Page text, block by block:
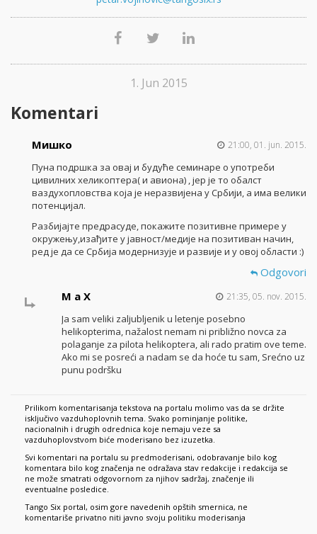
1. Jun 2015
Komentari
Мишко 21:00, 01. jun. 2015.
Пуна подршка за овај и будуће семинаре о употреби
цивилних хеликоптера( и авиона) , јер је то обалст
ваздухопловства која је неразвијена у Србији, а има велики
потенцијал.
Разбијајте предрасуде, покажите позитивне примере у
окружењу,изађите у јавност/медије на позитиван начин,
ред је да се Србија модернизује и развије и у овој области :)
Odgovori
M a X
21:35, 05. nov. 2015.
Ja sam veliki zaljubljenik u letenje posebno
helikopterima, nažalost nemam ni približno novca za
polaganje za pilota helikoptera, ali rado pratim ove teme.
Ako mi se posreći a nadam se da hoće tu sam, Srećno uz
punu podršku
Prilikom komentarisanja tekstova na portalu molimo vas da se držite
isključivo vazduhoplovnih tema. Svako pominjanje politike,
nacionalnih i drugih odrednica koje nemaju veze sa
vazduhoplovstvom biće moderisano bez izuzetka.
Svi komentari na portalu su predmoderisani, odobravanje bilo kog
komentara bilo kog značenja ne odražava stav redakcije i redakcija se
ne može smatrati odgovornom za njihov sadržaj, značenje ili
eventualne posledice.
Tango Six portal, osim gore navedenih opštih smernica, ne
komentariše privatno niti javno svoju politiku moderisanja